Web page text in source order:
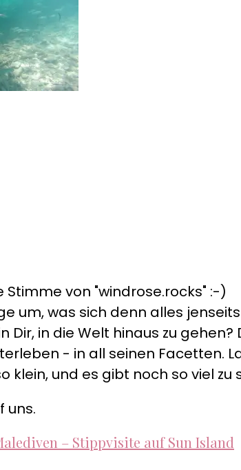
Stimme von "windrose.rocks" :-)
um, was sich denn alles
Dir, in die Welt hinaus zu
- in all seinen Facetten.
klein, und es gibt noch so viel zu
uns.
– Stippvisite auf Sun Island